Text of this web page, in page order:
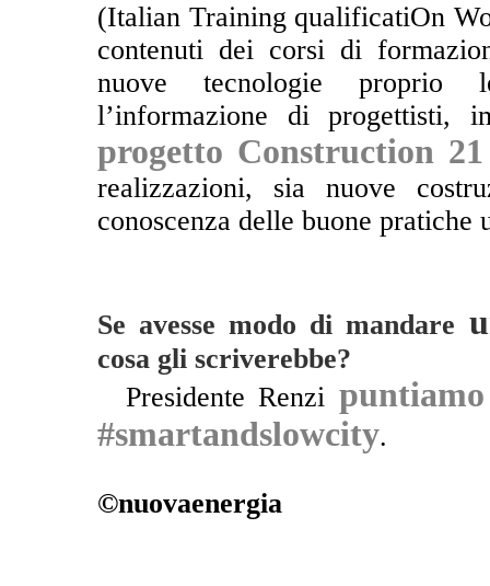
(Italian Training qualificatiOn
contenuti dei corsi di
nuove tecnologie proprio
l’informazione di progettisti,
progetto Construction 21
realizzazioni, sia nuove
conoscenza delle buone
Se avesse modo di mandare
cosa gli scriverebbe?
Presidente Renzi
#smartandslowcity.
©nuovaenergia